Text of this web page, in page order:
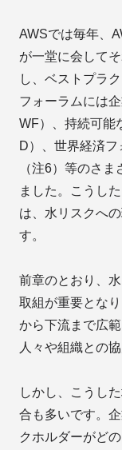
AWSでは毎年、
が一堂に会して
し、ベストプラ
フォーラムには
WF）、持続可能
D）、世界経済
（注6）等のさ
ました。こうし
は、水リスクへ
す。
前章のとおり、
取組が重要とな
から下流まで広
人々や組織との
しかし、こうし
合も多いです。
クホルダーがど